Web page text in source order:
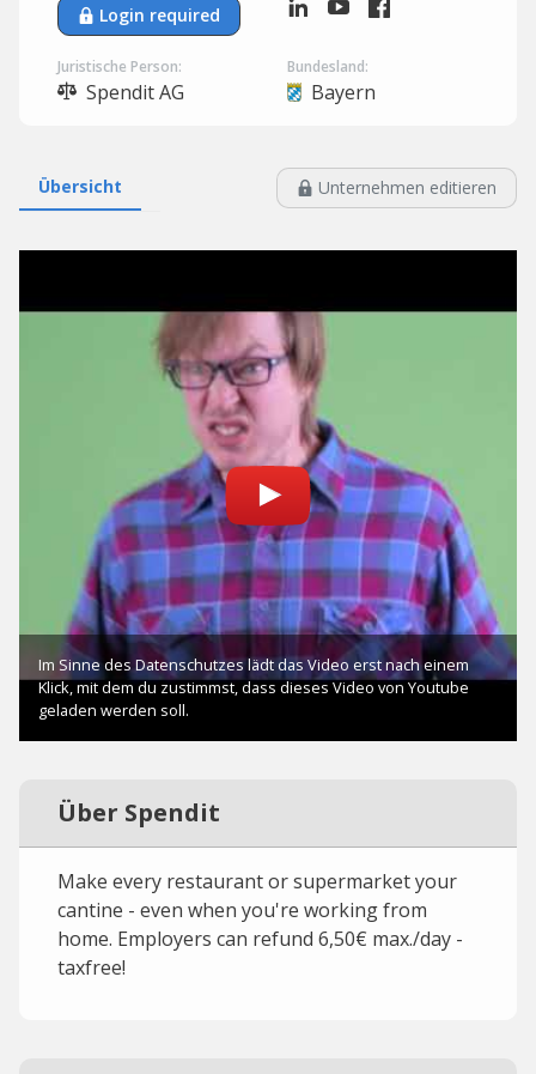
Login required
Juristische Person:
Spendit AG
Bundesland:
Bayern
Übersicht Unternehmen editieren
Über Spendit
Make every restaurant or supermarket your
cantine - even when you're working from
home. Employers can refund 6,50€ max./day -
taxfree!